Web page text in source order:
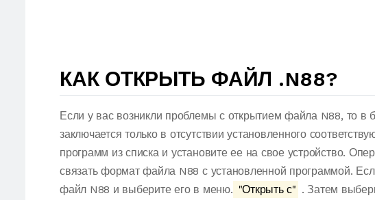
КАК ОТКРЫТЬ ФАЙЛ .N88?
Если у вас возникли проблемы с открытием файла N88, то в
заключается только в отсутствии установленного
программ из списка и установите ее на свое устройство.
связать формат файла N88 с установленной программой.
файл N88 и выберите его в меню. "Открыть с" . Затем